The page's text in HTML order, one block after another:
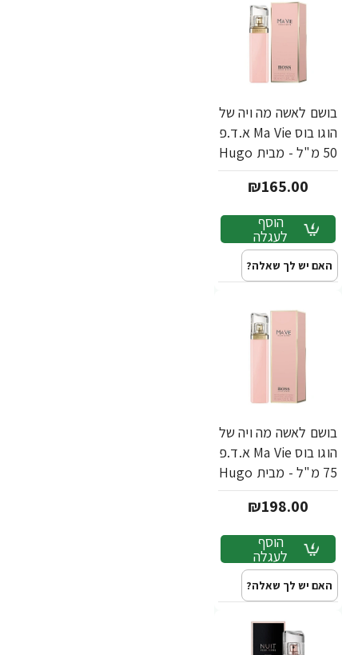
בושם לאשה מה ויה של
הוגו בוס Ma Vie א.ד.פ
50 מ"ל - מבית Hugo
Boss
₪165.00
הוסף
לעגלה
האם יש לך שאלה?
בושם לאשה מה ויה של
הוגו בוס Ma Vie א.ד.פ
75 מ"ל - מבית Hugo
Boss
₪198.00
הוסף
לעגלה
האם יש לך שאלה?